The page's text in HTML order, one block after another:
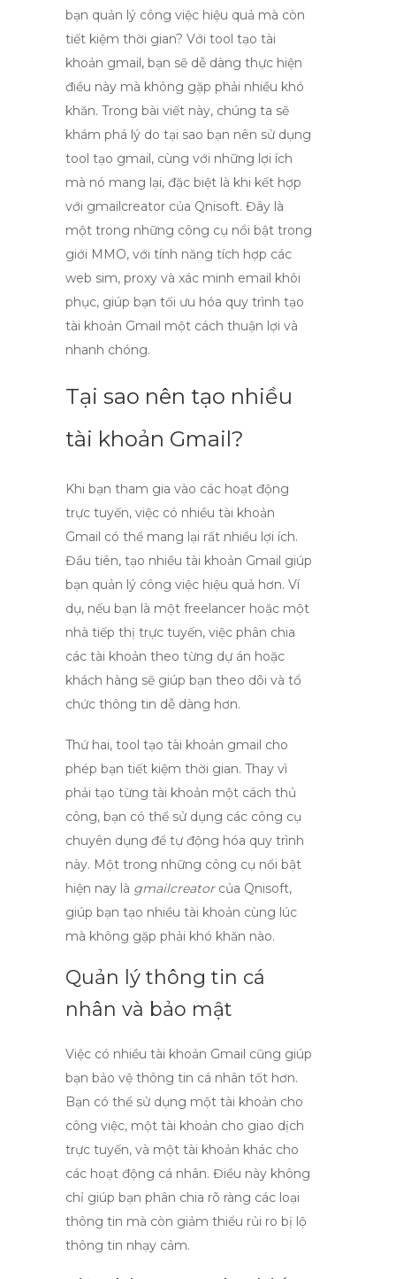
bạn quản lý công việc hiệu quả mà còn
tiết kiệm thời gian? Với tool tạo tài
khoản gmail, bạn sẽ dễ dàng thực hiện
điều này mà không gặp phải nhiều khó
khăn. Trong bài viết này, chúng ta sẽ
khám phá lý do tại sao bạn nên sử dụng
tool tạo gmail, cùng với những lợi ích
mà nó mang lại, đặc biệt là khi kết hợp
với gmailcreator của Qnisoft. Đây là
một trong những công cụ nổi bật trong
giới MMO, với tính năng tích hợp các
web sim, proxy và xác minh email khôi
phục, giúp bạn tối ưu hóa quy trình tạo
tài khoản Gmail một cách thuận lợi và
nhanh chóng.
Tại sao nên tạo nhiều
tài khoản Gmail?
Khi bạn tham gia vào các hoạt động
trực tuyến, việc có nhiều tài khoản
Gmail có thể mang lại rất nhiều lợi ích.
Đầu tiên, tạo nhiều tài khoản Gmail giúp
bạn quản lý công việc hiệu quả hơn. Ví
dụ, nếu bạn là một freelancer hoặc một
nhà tiếp thị trực tuyến, việc phân chia
các tài khoản theo từng dự án hoặc
khách hàng sẽ giúp bạn theo dõi và tổ
chức thông tin dễ dàng hơn.
Thứ hai, tool tạo tài khoản gmail cho
phép bạn tiết kiệm thời gian. Thay vì
phải tạo từng tài khoản một cách thủ
công, bạn có thể sử dụng các công cụ
chuyên dụng để tự động hóa quy trình
này. Một trong những công cụ nổi bật
hiện nay là gmailcreatorcủa Qnisoft,
giúp bạn tạo nhiều tài khoản cùng lúc
mà không gặp phải khó khăn nào.
Quản lý thông tin cá
nhân và bảo mật
Việc có nhiều tài khoản Gmail cũng giúp
bạn bảo vệ thông tin cá nhân tốt hơn.
Bạn có thể sử dụng một tài khoản cho
công việc, một tài khoản cho giao dịch
trực tuyến, và một tài khoản khác cho
các hoạt động cá nhân. Điều này không
chỉ giúp bạn phân chia rõ ràng các loại
thông tin mà còn giảm thiểu rủi ro bị lộ
thông tin nhạy cảm.